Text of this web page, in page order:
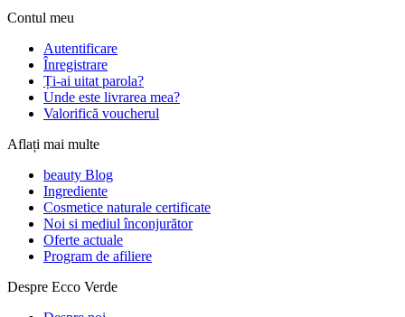
Contul meu
Autentificare
Înregistrare
Ți-ai uitat parola?
Unde este livrarea mea?
Valorifică voucherul
Aflați mai multe
beauty Blog
Ingrediente
Cosmetice naturale certificate
Noi si mediul înconjurător
Oferte actuale
Program de afiliere
Despre Ecco Verde